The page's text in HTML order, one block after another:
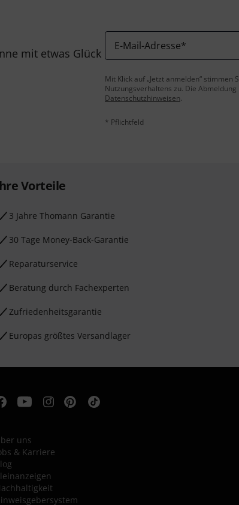
mit etwas Glück
E-Mail-Adresse*
Mit Klick auf „Jetzt anmelden“
Nutzungsverhaltens zu. Die
Datenschutzhinweisen.
* Pflichtfeld
Vorteile
3 Jahre Thomann Garantie
30 Tage Money-Back-Garantie
Reparaturservice
Beratung durch Fachexperten
Zufriedenheitsgarantie
Europas größtes Versandlager
uns
& Karriere